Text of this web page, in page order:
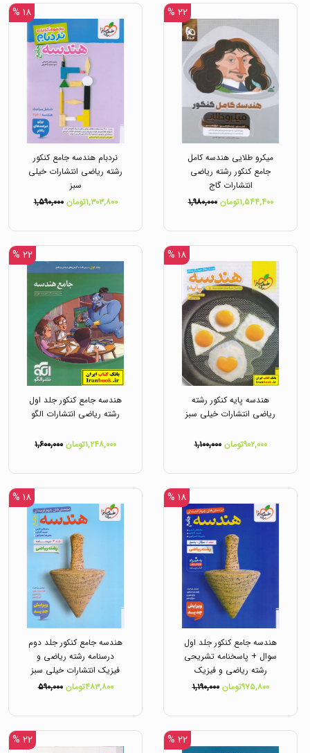
۲۲ %
میکرو طلایی هندسه کامل
جامع کنکور رشته ریاضی
انتشارات گاج
۱,۵۴۴,۴۰۰تومان
۱,۹۸۰,۰۰۰
۱۸ %
نردبام هندسه جامع کنکور
رشته ریاضی انتشارات خیلی
سبز
۱,۳۰۳,۸۰۰تومان
۱,۵۹۰,۰۰۰
۱۸ %
هندسه پایه کنکور رشته
ریاضی انتشارات خیلی سبز
۹۰۲,۰۰۰تومان ۱,۱۰۰,۰۰۰
۲۲ %
هندسه جامع کنکور جلد اول
رشته ریاضی انتشارات الگو
۱,۲۴۸,۰۰۰تومان ۱,۶۰۰,۰۰۰
۱۸ %
هندسه جامع کنکور جلد اول
سوال + پاسخنامه تشریحی
رشته ریاضی و فیزیک
انتشارات خیلی سبز
۹۷۵,۸۰۰تومان ۱,۱۹۰,۰۰۰
۱۸ %
هندسه جامع کنکور جلد دوم
درسنامه رشته ریاضی و
فیزیک انتشارات خیلی سبز
۴۸۳,۸۰۰تومان
۵۹۰,۰۰۰
۲۲ % ۲۲ %